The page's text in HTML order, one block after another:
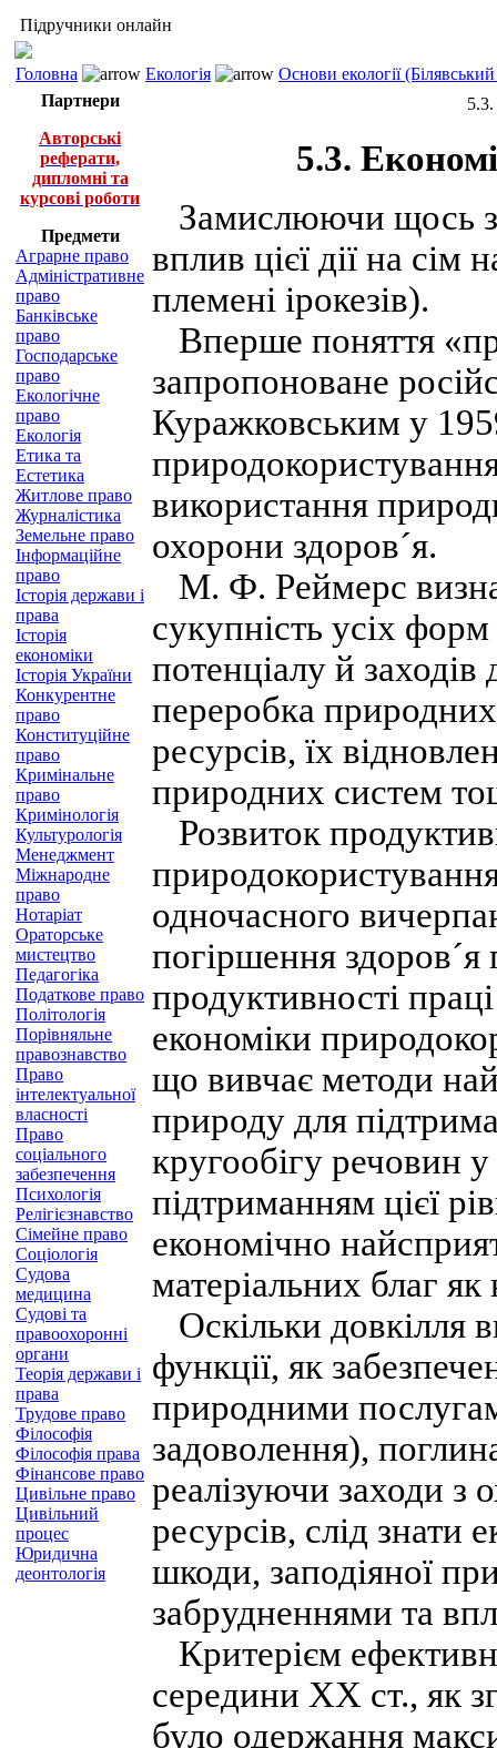
Підручники онлайн
Головна Екологія
Основи екології
Партнери
Авторські
реферати,
дипломні та
курсові роботи
Предмети
Аграрне право
Адміністративне
право
Банківське
право
Господарське
право
Екологічне
право
Екологія
Етика та
Естетика
Житлове право
Журналістика
Земельне право
Інформаційне
право
Історія держави і
права
Історія
економіки
Історія України
Конкурентне
право
Конституційне
право
Кримінальне
право
Кримінологія
Культурологія
Менеджмент
Міжнародне
право
Нотаріат
Ораторське
мистецтво
Педагогіка
Податкове право
Політологія
Порівняльне
правознавство
Право
інтелектуальної
власності
Право
соціального
забезпечення
Психологія
Релігієзнавство
Сімейне право
Соціологія
Судова
медицина
Судові та
правоохоронні
органи
Теорія держави і
права
Трудове право
Філософія
Філософія права
Фінансове право
Цивільне право
Цивільний
процес
Юридична
деонтологія
5.3.
Замислюючи щось
вплив цієї дії на
племені ірокезів).
Вперше поняття
запропоноване
Куражковським у
використання
охорони здоров´я.
М. Ф. Реймерс
сукупність усіх
потенціалу й
переробка
ресурсів, їх
природних систем
Розвиток
одночасного
погіршення
продуктивності
економіки
що вивчає методи
природу для
кругообігу речовин
підтриманням цієї
економічно
матеріальних благ
Оскільки довкілля
функції, як
природними
задоволення),
реалізуючи заходи з
ресурсів, слід знати
шкоди, заподіяної
забрудненнями та
Критерієм
середини XX ст., як
було одержання